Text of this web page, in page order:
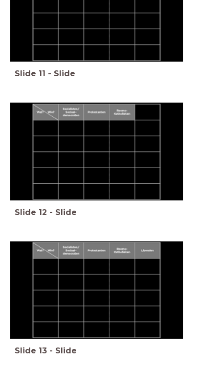
Slide 11 - Slide
Slide 12 - Slide
Slide 13 - Slide